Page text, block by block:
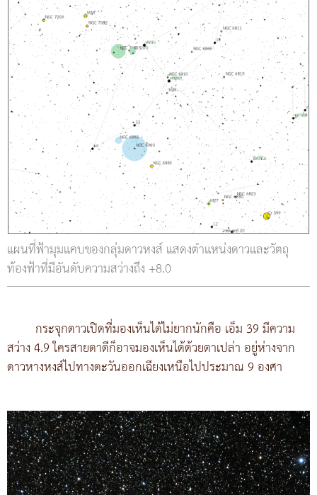
แผนที่ฟ้ามุมแคบของกลุ่มดาวหงส์ แสดงตำแหน่งดาวและวัตถุ
ท้องฟ้าที่มีอันดับความสว่างถึง +8.0
กระจุกดาวเปิดที่มองเห็นได้ไม่ยากนักคือ เอ็ม 39 มีความ
สว่าง 4.9 ใครสายตาดีก็อาจมองเห็นได้ด้วยตาเปล่า อยู่ห่างจาก
ดาวหางหงส์ไปทางตะวันออกเฉียงเหนือไปประมาณ 9 องศา